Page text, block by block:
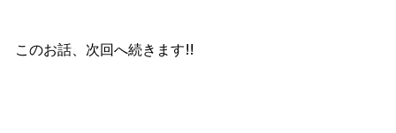
このお話、次回へ続きます!!